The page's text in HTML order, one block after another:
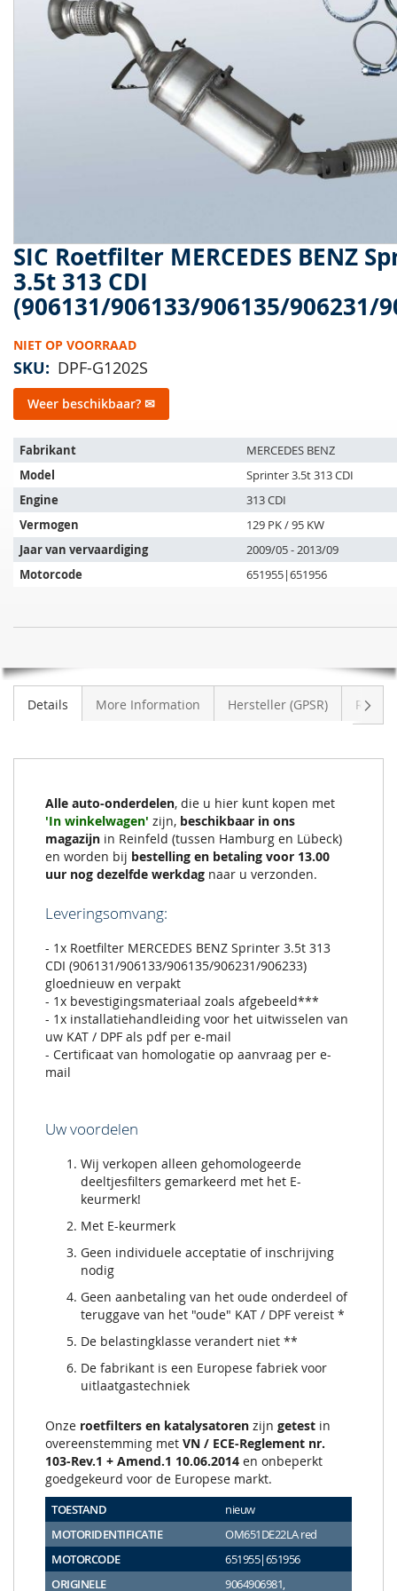
SIC Roetfilter MERCEDES BENZ
3.5t 313 CDI
(906131/906133/906135/906231/
NIET OP VOORRAAD
SKU DPF-G1202S
Weer beschikbaar? ✉
Het
artikel
past
op
de
volgende
voertuigen:
Fabrikant
MERCEDES BENZ
Model
Sprinter 3.5t 313 CDI
Engine
313 CDI
Vermogen
129 PK / 95 KW
Jaar van vervaardiging
2009/05 - 2013/09
Motorcode
651955|651956
MERCEDES
BENZ
Sprinter
VOORRAAD
afbeeldingen-
Ga
naar
het
begin
van
de
afbeeldingen-
gallerij
Details More Information Hersteller (GPSR)
Alle auto-onderdelen, die u hier kunt kopen met
'In winkelwagen' zijn, beschikbaar in ons
magazijn in Reinfeld (tussen Hamburg en Lübeck)
en worden bij bestelling en betaling voor 13.00
uur nog dezelfde werkdag naar u verzonden.
Leveringsomvang:
- 1x Roetfilter MERCEDES BENZ Sprinter 3.5t 313
CDI (906131/906133/906135/906231/906233)
gloednieuw en verpakt
- 1x bevestigingsmateriaal zoals afgebeeld***
- 1x installatiehandleiding voor het uitwisselen van
uw KAT / DPF als pdf per e-mail
- Certificaat van homologatie op aanvraag per e-
mail
Uw voordelen
Wij verkopen alleen gehomologeerde
deeltjesfilters gemarkeerd met het E-
keurmerk!
Met E-keurmerk
Geen individuele acceptatie of inschrijving
nodig
Geen aanbetaling van het oude onderdeel of
teruggave van het "oude" KAT / DPF vereist *
De belastingklasse verandert niet **
De fabrikant is een Europese fabriek voor
uitlaatgastechniek
Onze roetfilters en katalysatoren zijn getest in
overeenstemming met VN / ECE-Reglement nr.
103-Rev.1 + Amend.1 10.06.2014 en onbeperkt
goedgekeurd voor de Europese markt.
TOESTAND
nieuw
MOTORIDENTIFICATIE
OM651DE22LA red
MOTORCODE
651955|651956
ORIGINELE
9064906981,